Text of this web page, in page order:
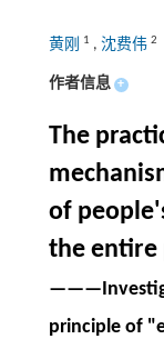
黄刚 1 , 沈费伟 2
作者信息 +
The
of
the entire
principle of